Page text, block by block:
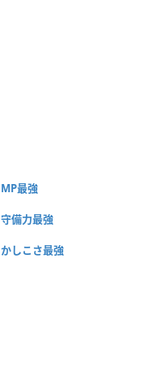
MP最強
守備力最強
かしこさ最強